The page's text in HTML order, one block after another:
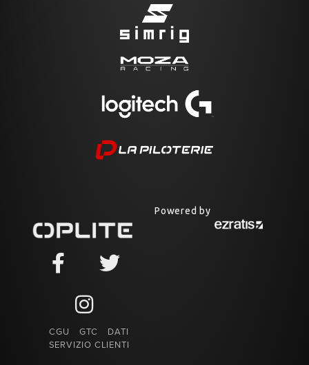
CGU GTC
DATI
SERVIZIO CLIENTI
Powered by